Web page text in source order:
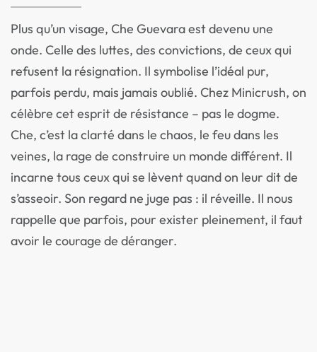
Plus qu’un visage, Che Guevara est devenu une
onde. Celle des luttes, des convictions, de ceux qui
refusent la résignation. Il symbolise l’idéal pur,
parfois perdu, mais jamais oublié. Chez Minicrush, on
célèbre cet esprit de résistance – pas le dogme.
Che, c’est la clarté dans le chaos, le feu dans les
veines, la rage de construire un monde différent. Il
incarne tous ceux qui se lèvent quand on leur dit de
s’asseoir. Son regard ne juge pas : il réveille. Il nous
rappelle que parfois, pour exister pleinement, il faut
avoir le courage de déranger.